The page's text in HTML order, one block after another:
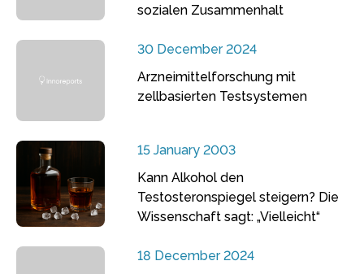
sozialen Zusammenhalt
30 December 2024
Arzneimittelforschung mit
zellbasierten Testsystemen
15 January 2003
Kann Alkohol den
Testosteronspiegel steigern? Die
Wissenschaft sagt: „Vielleicht“
18 December 2024